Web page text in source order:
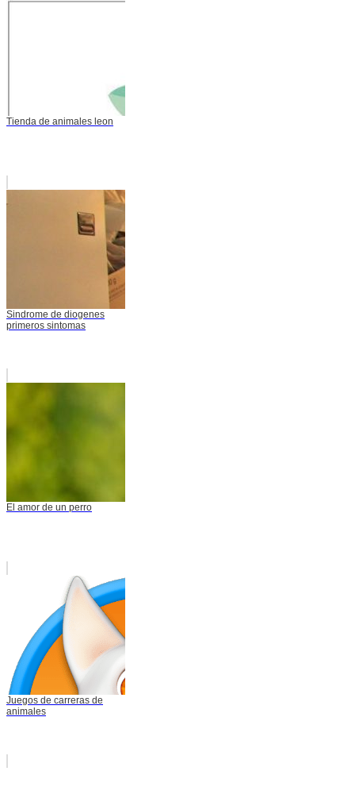
Tienda de animales leon
Sindrome de diogenes
primeros sintomas
El amor de un perro
Juegos de carreras de
animales